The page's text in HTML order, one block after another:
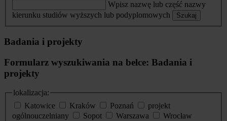
Wpisz nazwę lub część nazwy
kierunku studiów wyższych lub podyplomowych
Szukaj
Badania i projekty
Formularz wyszukiwania na belce: Badania i
projekty
lokalizacja:
Katowice
Kraków Poznań
projekt
ogólnouczelniany
Sopot Warszawa
Wrocław